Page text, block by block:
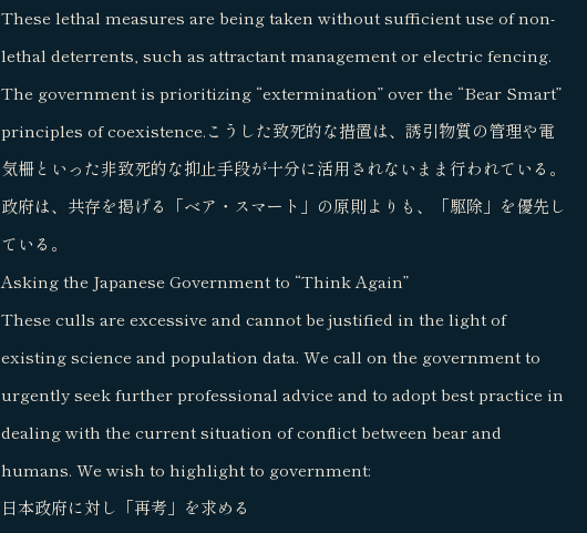
These lethal measures are being taken without sufficient use of non-
lethal deterrents, such as attractant management or electric fencing.
The government is prioritizing “extermination” over the “Bear Smart”
principles of coexistence.こうした致死的な措置は、誘引物質の管理や電
気柵といった非致死的な抑止手段が十分に活用されないまま行われている。
政府は、共存を掲げる「ベア・スマート」の原則よりも、「駆除」を優先し
ている。
Asking the Japanese Government to “Think Again”
These culls are excessive and cannot be justified in the light of
existing science and population data. We call on the government to
urgently seek further professional advice and to adopt best practice in
dealing with the current situation of conflict between bear and
humans. We wish to highlight to government:
日本政府に対し「再考」を求める